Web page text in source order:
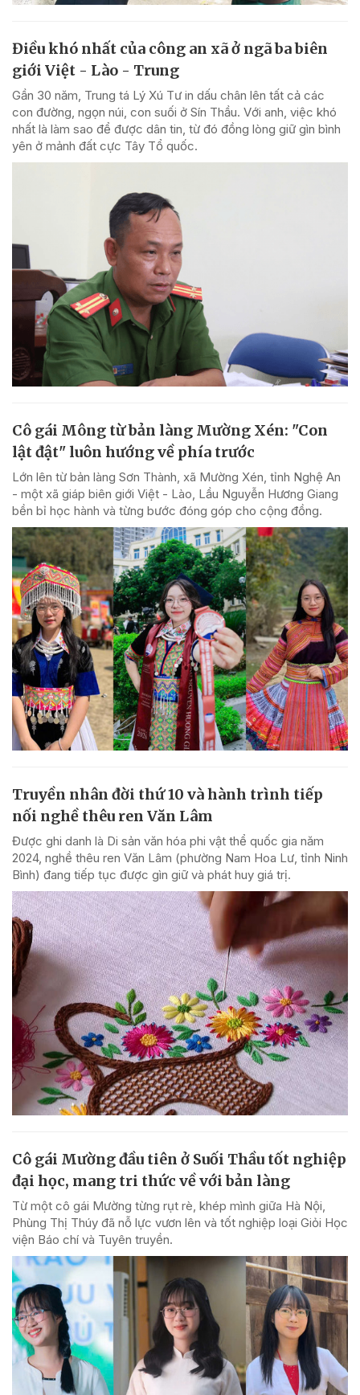
Điều khó nhất của công an xã ở ngã ba biên
giới Việt - Lào - Trung
Gần 30 năm, Trung tá Lý Xú Tư in dấu chân lên tất cả các
con đường, ngọn núi, con suối ở Sín Thầu. Với anh, việc khó
nhất là làm sao để được dân tin, từ đó đồng lòng giữ gìn bình
yên ở mảnh đất cực Tây Tổ quốc.
Cô gái Mông từ bản làng Mường Xén: "Con
lật đật" luôn hướng về phía trước
Lớn lên từ bản làng Sơn Thành, xã Mường Xén, tỉnh Nghệ An
- một xã giáp biên giới Việt - Lào, Lầu Nguyễn Hương Giang
bền bỉ học hành và từng bước đóng góp cho cộng đồng.
Truyền nhân đời thứ 10 và hành trình tiếp
nối nghề thêu ren Văn Lâm
Được ghi danh là Di sản văn hóa phi vật thể quốc gia năm
2024, nghề thêu ren Văn Lâm (phường Nam Hoa Lư, tỉnh Ninh
Bình) đang tiếp tục được gìn giữ và phát huy giá trị.
Cô gái Mường đầu tiên ở Suối Thầu tốt nghiệp
đại học, mang tri thức về với bản làng
Từ một cô gái Mường từng rụt rè, khép mình giữa Hà Nội,
Phùng Thị Thúy đã nỗ lực vươn lên và tốt nghiệp loại Giỏi Học
viện Báo chí và Tuyên truyền.